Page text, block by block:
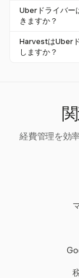
す。この方法
めに記録を整
IRSは、マイレ
ネス目的を含
る必要があり
Uberドライバー
きますか？
Uberドライバ
経費方法のい
HarvestはUber
しますか？
し維持し、税
経費管理を効